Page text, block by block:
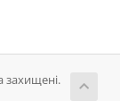
захищені.